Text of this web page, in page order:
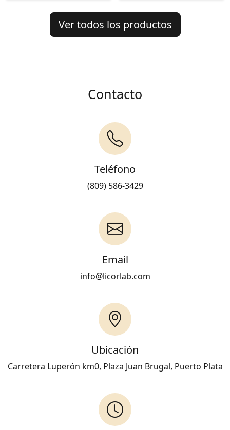
Ver todos los productos
Contacto
Teléfono
(809) 586-3429
Email
info@licorlab.com
Ubicación
Carretera Luperón km0, Plaza Juan Brugal, Puerto Plata